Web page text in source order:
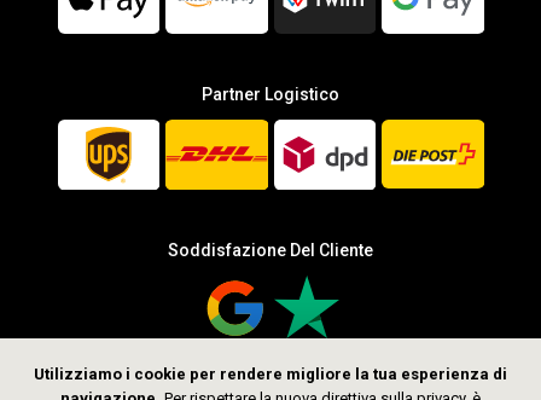
Utilizziamo i cookie per rendere migliore la tua esperienza di
Partner Logistico
Soddisfazione Del Cliente